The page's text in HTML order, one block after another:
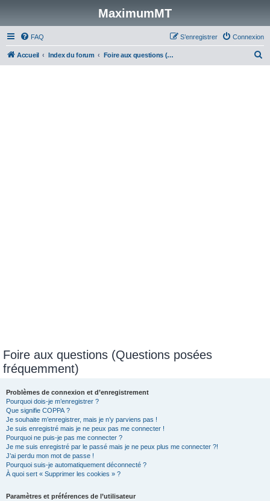
MaximumMT
FAQ Connexion
S’enregistrer
Accueil Index du forum Foire aux questions (Questions posées fréquemment)
Foire aux questions (Questions posées
fréquemment)
Problèmes de connexion et d’enregistrement
Pourquoi dois-je m’enregistrer ?
Que signifie COPPA ?
Je souhaite m’enregistrer, mais je n’y parviens pas !
Je suis enregistré mais je ne peux pas me connecter !
Pourquoi ne puis-je pas me connecter ?
Je me suis enregistré par le passé mais je ne peux plus me connecter ?!
J’ai perdu mon mot de passe !
Pourquoi suis-je automatiquement déconnecté ?
À quoi sert « Supprimer les cookies » ?
Paramètres et préférences de l’utilisateur